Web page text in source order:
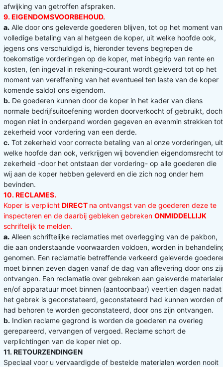
afwijking van getroffen afspraken.
9. EIGENDOMSVOORBEHOUD.
a. Alle door ons geleverde goederen blijven, tot op het moment van
volledige betaling van al hetgeen de koper, uit welke hoofde ook,
jegens ons verschuldigd is, hieronder tevens begrepen de
toekomstige vorderingen op de koper, met inbegrip van rente en
kosten, (en ingeval in rekening-courant wordt geleverd tot op het
moment van vereffening van het eventueel ten laste van de koper
komende saldo) ons eigendom.
b. De goederen kunnen door de koper in het kader van diens
normale bedrijfsuitoefening worden doorverkocht of gebruikt, doch
mogen niet in onderpand worden gegeven en evenmin strekken tot
zekerheid voor vordering van een derde.
c. Tot zekerheid voor correcte betaling van al onze vorderingen, uit
welke hoofde dan ook, verkrijgen wij bovendien eigendomsrecht
zekerheid -door het ontstaan der vordering- op alle goederen die
wij aan de koper hebben geleverd en die zich nog onder hem
bevinden.
10. RECLAMES.
Koper is verplicht DIRECT na ontvangst van de goederen deze te
inspecteren en de daarbij gebleken gebreken ONMIDDELLIJK
schriftelijk te melden.
a. Alleen schriftelijke reclamaties met overlegging van de pakbon,
die aan onderstaande voorwaarden voldoen, worden in
genomen. Een reclamatie betreffende verkeerd geleverde
moet binnen zeven dagen vanaf de dag van aflevering door ons
ontvangen. Een reclamatie over gebreken aan geleverde
en/of apparatuur moet binnen (aantoonbaar) veertien dagen nadat
het gebrek is geconstateerd, geconstateerd had kunnen worden of
had behoren te worden geconstateerd, door ons zijn ontvangen.
b. Indien reclame gegrond is worden de goederen na overleg
gerepareerd, vervangen of vergoed. Reclame schort de
verplichtingen van de koper niet op.
11. RETOURZENDINGEN
Speciaal voor u vervaardigde of bestelde materialen worden nooit